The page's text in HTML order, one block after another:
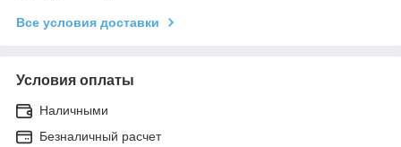
Все условия доставки
Условия оплаты
Наличными
Безналичный расчет